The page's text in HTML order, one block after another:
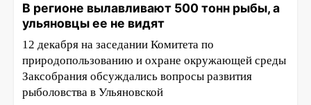
В регионе вылавливают 500 тонн рыбы, а
ульяновцы ее не видят
12 декабря на заседании Комитета по
природопользованию и охране окружающей среды
Заксобрания обсуждались вопросы развития
рыболовства в Ульяновской